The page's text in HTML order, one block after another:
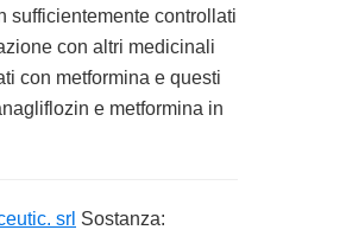
sufficientemente controllati
con altri medicinali
con metformina e questi
e metformina in
srl Sostanza: